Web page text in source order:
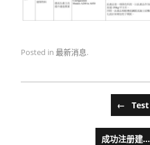
Posted in 最新消息.
Post navigation← Test
成功注册建…